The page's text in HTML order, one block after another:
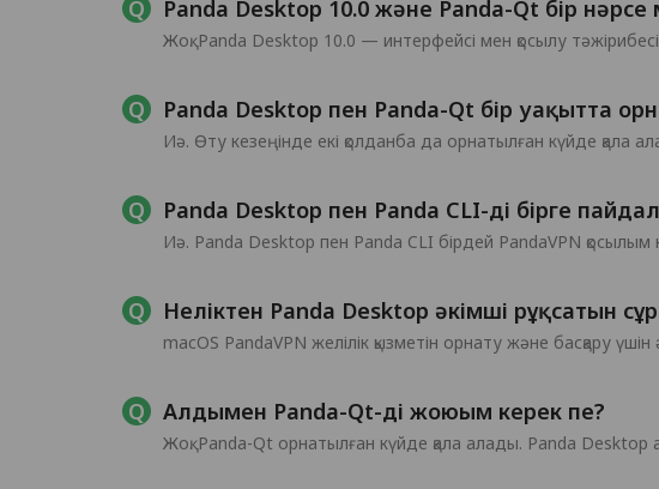
Panda Desktop 10.0 және Panda-Qt бір нәрсе
Жоқ. Panda Desktop 10.0 — интерфейсі мен қосылу
Panda Desktop пен Panda-Qt бір уақытта
Иә. Өту кезеңінде екі қолданба да орнатылған күйде қала
Panda Desktop пен Panda CLI-ді бірге
Иә. Panda Desktop пен Panda CLI бірдей PandaVPN қосылым
Неліктен Panda Desktop әкімші рұқсатын
macOS PandaVPN желілік қызметін орнату және басқару
Алдымен Panda-Qt-ді жоюым керек пе?
Жоқ. Panda-Qt орнатылған күйде қала алады. Panda